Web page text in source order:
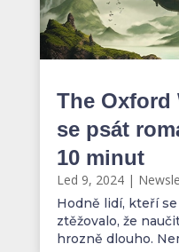
The Oxford
se psát
10 minut
Led 9, 2024|
Hodně lidí, kteří
ztěžovalo, že
hrozně dlouho.